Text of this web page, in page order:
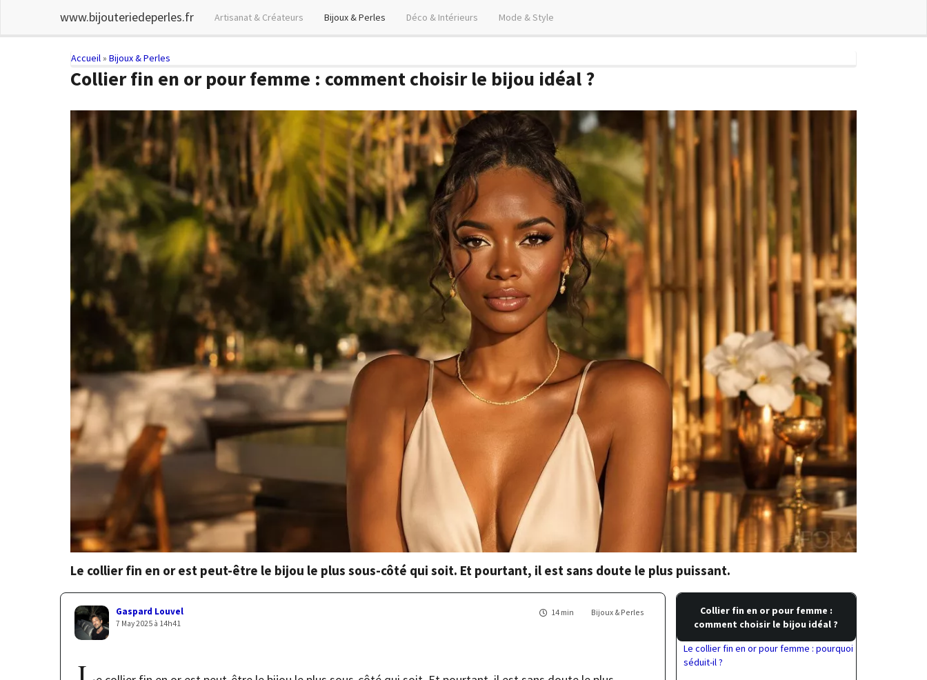
main
www.bijouteriedeperles.fr Artisanat & Créateurs Bijoux & Perles Déco & Intérieurs Mode & Style
You
are
here
Accueil» Bijoux & Perles
Collier fin en or pour femme : comment choisir le bijou idéal ?
Le collier fin en or est peut-être le bijou le plus sous-côté qui soit. Et pourtant, il est sans doute le plus puissant.
14 min Bijoux & Perles
Gaspard Louvel
7 May 2025 à 14h41
Collier fin en or pour femme :
comment choisir le bijou idéal ?
Le collier fin en or pour femme : pourquoi
séduit-il ?